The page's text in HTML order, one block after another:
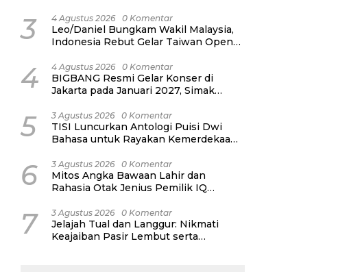
3 4 Agustus 2026 0 Komentar
Leo/Daniel Bungkam Wakil Malaysia,
Indonesia Rebut Gelar Taiwan Open
4 4 Agustus 2026 0 Komentar
BIGBANG Resmi Gelar Konser di
Jakarta pada Januari 2027, Simak
5 3 Agustus 2026 0 Komentar
TISI Luncurkan Antologi Puisi Dwi
Bahasa untuk Rayakan Kemerdekaan
6 3 Agustus 2026 0 Komentar
Mitos Angka Bawaan Lahir dan
Rahasia Otak Jenius Pemilik IQ
7 3 Agustus 2026 0 Komentar
Jelajah Tual dan Langgur: Nikmati
Keajaiban Pasir Lembut serta